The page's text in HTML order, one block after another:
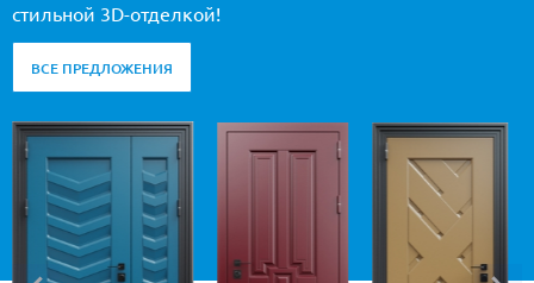
стильной 3D-отделкой!
ВСЕ ПРЕДЛОЖЕНИЯ